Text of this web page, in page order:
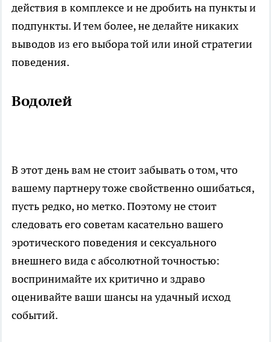
действия в комплексе и не дробить на пункты и
подпункты. И тем более, не делайте никаких
выводов из его выбора той или иной стратегии
поведения.
Водолей
В этот день вам не стоит забывать о том, что
вашему партнеру тоже свойственно ошибаться,
пусть редко, но метко. Поэтому не стоит
следовать его советам касательно вашего
эротического поведения и сексуального
внешнего вида с абсолютной точностью:
воспринимайте их критично и здраво
оценивайте ваши шансы на удачный исход
событий.